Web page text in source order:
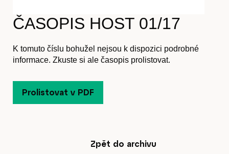
Akce
ČASOPIS HOST 01/17
K tomuto číslu bohužel nejsou k dispozici podrobné
informace. Zkuste si ale časopis prolistovat.
Prolistovat v PDF
Zpět do archivu